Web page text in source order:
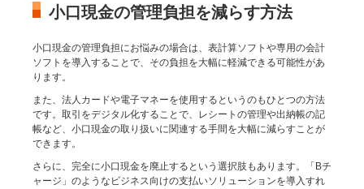
小口現金の管理負担を減らす方法
小口現金の管理負担にお悩みの場合は、表計算ソフトや専用の会計
ソフトを導入することで、その負担を大幅に軽減できる可能性があ
ります。
また、法人カードや電子マネーを使用するというのもひとつの方法
です。取引をデジタル化することで、レシートの管理や出納帳の記
帳など、小口現金の取り扱いに関連する手間を大幅に減らすことが
できます。
さらに、完全に小口現金を廃止するという選択肢もあります。「Bチ
ャージ」のようなビジネス向けの支払いソリューションを導入すれ